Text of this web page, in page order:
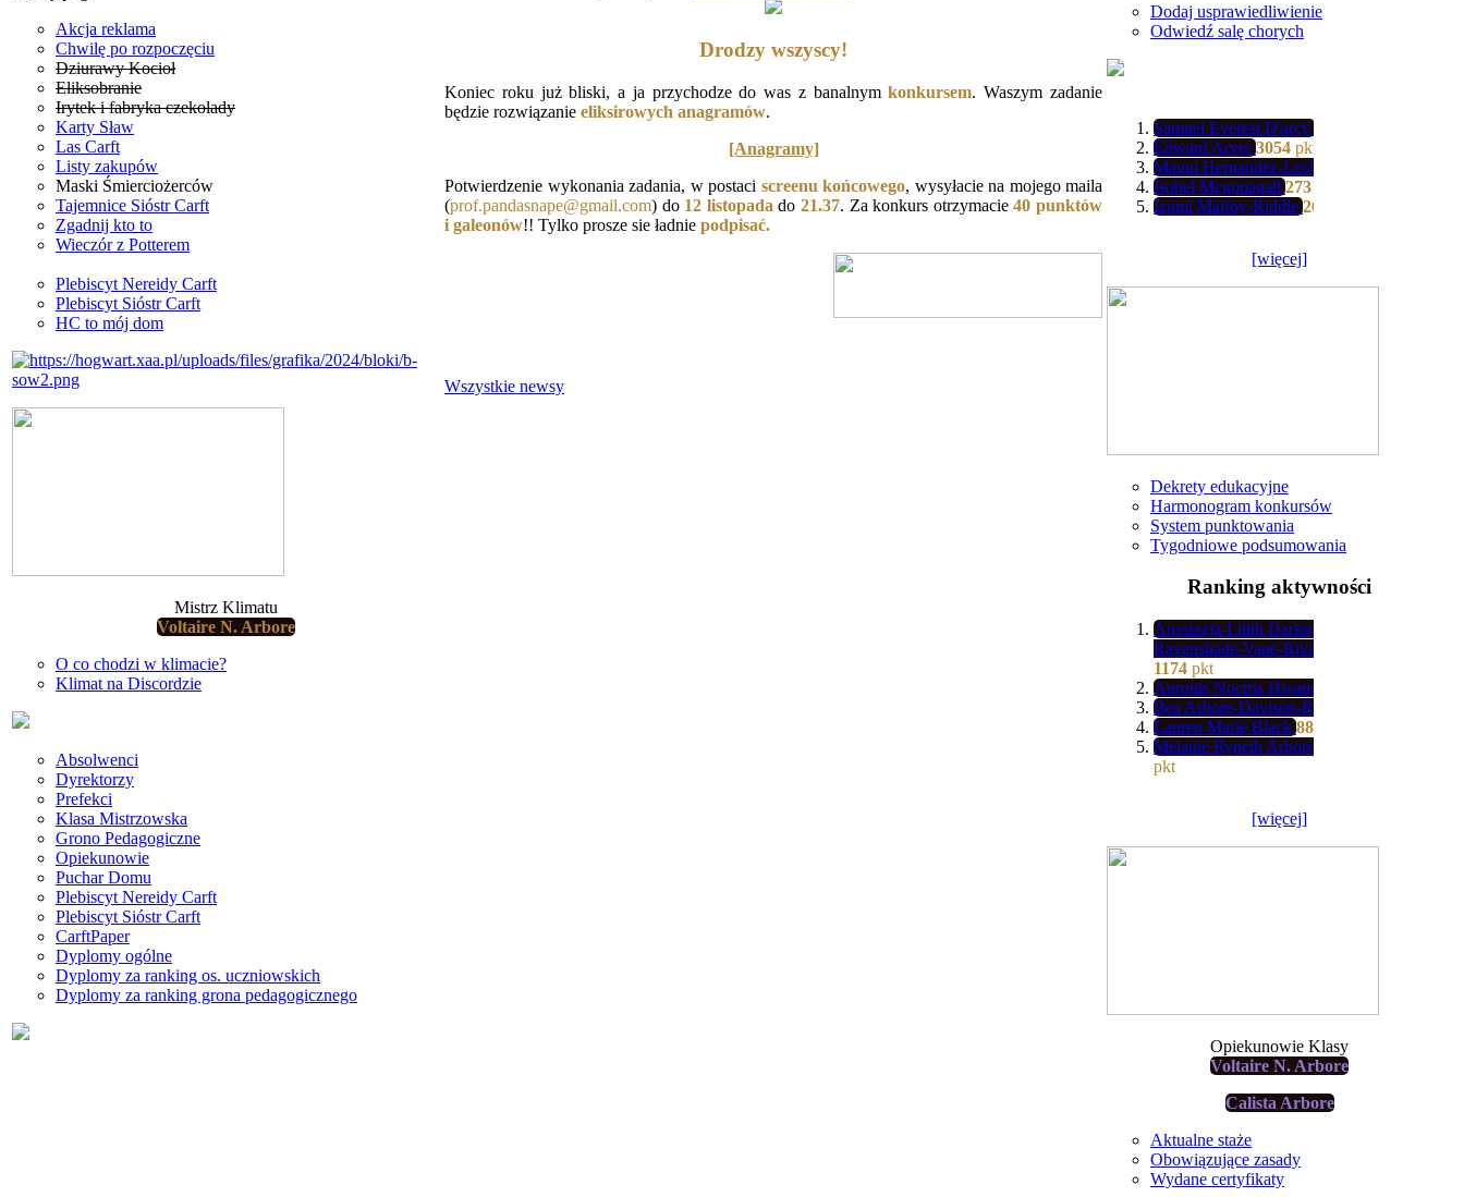
Akcja reklama
Chwilę po rozpoczęciu
Dziurawy Kocioł
Eliksobranie
Irytek i fabryka czekolady
Karty Sław
Las Carft
Listy zakupów
Maski Śmierciożerców
Tajemnice Sióstr Carft
Zgadnij kto to
Wieczór z Potterem
Plebiscyt Nereidy Carft
Plebiscyt Sióstr Carft
HC to mój dom
Mistrz Klimatu
Voltaire N. Arbore
O co chodzi w klimacie?
Klimat na Discordzie
Absolwenci
Dyrektorzy
Prefekci
Klasa Mistrzowska
Grono Pedagogiczne
Opiekunowie
Puchar Domu
Plebiscyt Nereidy Carft
Plebiscyt Sióstr Carft
CarftPaper
Dyplomy ogólne
Dyplomy za ranking os. uczniowskich
Dyplomy za ranking grona pedagogicznego
Drodzy wszyscy!
Koniec roku już bliski, a ja przychodze do was z banalnymkonkursem. Waszym zadanie
będzie rozwiązanie eliksirowych anagramów.
[Anagramy]
Potwierdzenie wykonania zadania, w postaci screenu końcowego, wysyłacie na mojego maila
(prof.pandasnape@gmail.com) do 12 listopada do21.37. Za konkurs otrzymacie40 punktów
i galeonów!! Tylko prosze sie ładnie podpisać.
Wszystkie newsy
Dodaj usprawiedliwienie
Odwiedź salę chorych
Samuel Everest D'arcy
Edward Arver3054 pkt
Magui Hernandez-Leclerc
Isobel Mcgonagall2731
Izumi Malfoy-Riddle2608
[więcej]
Dekrety edukacyjne
Harmonogram konkursów
System punktowania
Tygodniowe podsumowania
Ranking aktywności
Anastazja-Lilith Darkness-
Ravenshade-Vane-River-Valkorion
1174 pkt
Auronis Noctris Hwang
Bea Arbore-Davison-Rettop
Lauren Marie Black887
Melanie Ryneth Arbore-Wood
pkt
[więcej]
Opiekunowie Klasy
Voltaire N. Arbore
Calista Arbore
Aktualne staże
Obowiązujące zasady
Wydane certyfikaty